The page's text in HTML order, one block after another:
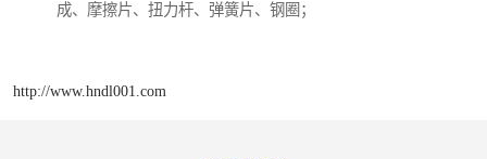
成、摩擦片、扭力杆、弹簧片、钢圈；
http://www.hndl001.com